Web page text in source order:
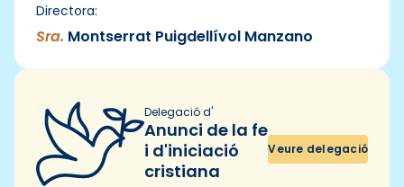
Directora:
Sra. Montserrat Puigdellívol Manzano
Delegació d'
Anunci de la fe
i d'iniciació
cristiana
Veure delegació